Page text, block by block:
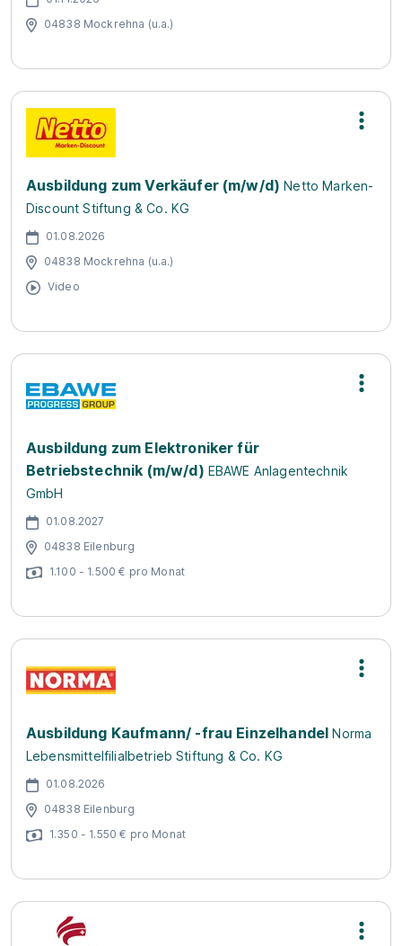
04838 Mockrehna (u.a.)
Ausbildung zum Verkäufer (m/w/d) Netto Marken-
Discount Stiftung & Co. KG
01.08.2026
04838 Mockrehna (u.a.)
Video
Ausbildung zum Elektroniker für
Betriebstechnik (m/w/d) EBAWE Anlagentechnik
GmbH
01.08.2027
04838 Eilenburg
1.100 - 1.500 € pro Monat
Ausbildung Kaufmann/ -frau Einzelhandel Norma
Lebensmittelfilialbetrieb Stiftung & Co. KG
01.08.2026
04838 Eilenburg
1.350 - 1.550 € pro Monat